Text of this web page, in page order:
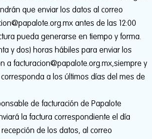
que enviar los datos al correo
antes de las 12:00
pueda generarse en tiempo y forma.
y dos) horas hábiles para enviar los
a facturacion@papalote.org.mx,siempre y
a los últimos días del mes de
de facturación de Papalote
la factura correspondiente el día
de los datos, al correo